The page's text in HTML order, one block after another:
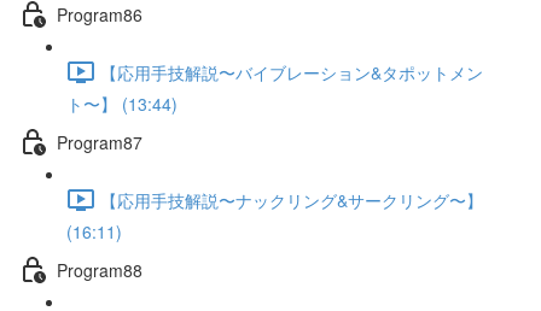
Program86
【応用手技解説〜バイブレーション&タポットメン
ト〜】 (13:44)
Program87
【応用手技解説〜ナックリング&サークリング〜】
(16:11)
Program88